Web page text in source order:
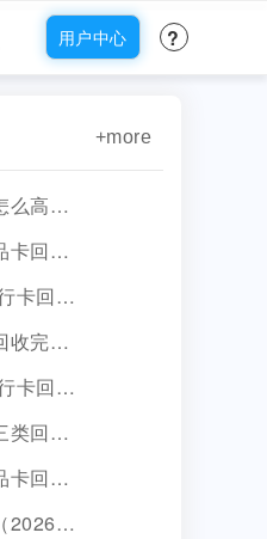
用户中心 ?
+more
携程任我行卡怎么高效提现？靠谱三大平台通用流程详解！
携程任我行礼品卡回收靠谱渠道盘点！
2026携程任我行卡回收行情！
携程任我行卡回收完整流程！
2026携程任我行卡回收攻略！
携程任我行卡三类回收方式实测！
携程任我行礼品卡回收（2026最新）
任我行卡回收（2026最新）